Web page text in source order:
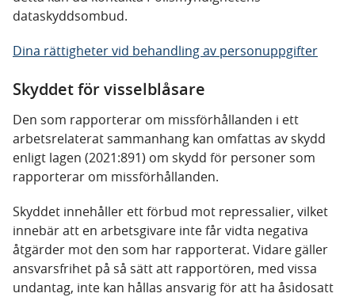
dataskyddsombud.
Dina rättigheter vid behandling av personuppgifter
Skyddet för visselblåsare
Den som rapporterar om missförhållanden i ett
arbetsrelaterat sammanhang kan omfattas av skydd
enligt lagen (2021:891) om skydd för personer som
rapporterar om missförhållanden.
Skyddet innehåller ett förbud mot repressalier, vilket
innebär att en arbetsgivare inte får vidta negativa
åtgärder mot den som har rapporterat. Vidare gäller
ansvarsfrihet på så sätt att rapportören, med vissa
undantag, inte kan hållas ansvarig för att ha åsidosatt